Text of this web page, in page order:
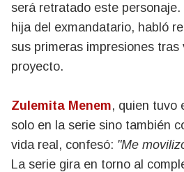
será retratado este personaje.
hija del exmandatario, habló
sus primeras impresiones tras
proyecto.
Zulemita Menem, quien tuvo
solo en la serie sino también
vida real, confesó: "Me
La serie gira en torno al